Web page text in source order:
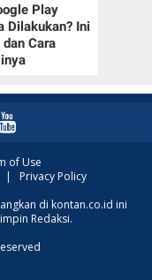
Play
Dilakukan? Ini
Cara
of Use
| Privacy Policy
di kontan.co.id ini
Redaksi.